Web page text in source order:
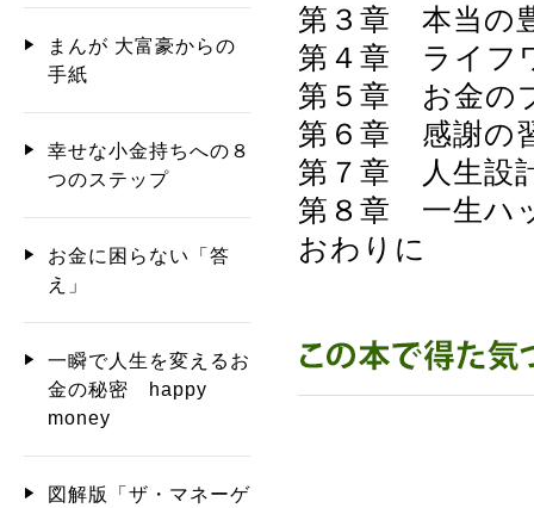
第３章 本当の
第４章 ライフ
第５章 お金の
第６章 感謝の
第７章 人生設
第８章 一生ハ
おわりに
まんが 大富豪からの
手紙
幸せな小金持ちへの８
つのステップ
お金に困らない「答
え」
一瞬で人生を変えるお
金の秘密 happy
money
図解版「ザ・マネーゲ